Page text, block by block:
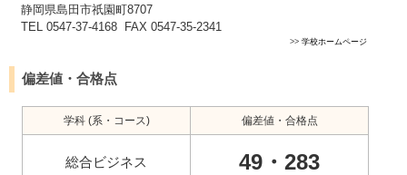
静岡県島田市祇園町8707
TEL 0547-37-4168 FAX 0547-35-2341
>>学校ホームページ
偏差値・合格点
学科 (系・コース) 偏差値・合格点
総合ビジネス 49・283